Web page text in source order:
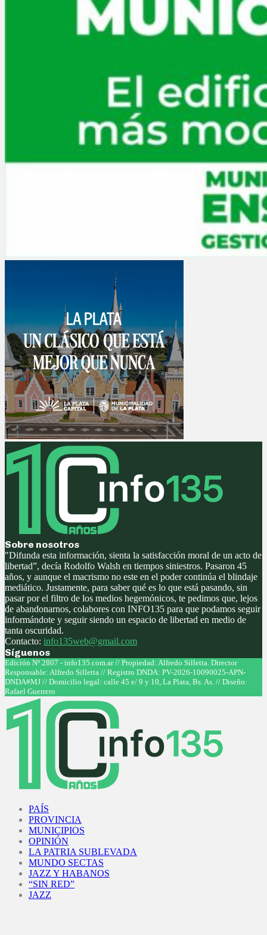
Sobre nosotros
"Difunda esta información, sienta la satisfacción moral de un acto de
libertad”, decía Rodolfo Walsh en tiempos siniestros. Pasaron 45
años, y aunque el macrismo no este en el poder continúa el blindaje
mediático. Justamente, para saber qué es lo que está pasando, sin
pasar por el filtro de los medios hegemónicos, te pedimos que, lejos
de abandonarnos, colabores con INFO135 para que podamos seguir
informándote y seguir siendo un espacio de libertad en medio de
tanta oscuridad.
Contacto: info135web@gmail.com
Síguenos
Facebook
Twitter
Instagram
Youtube
Edición Nº 2807 - info135.com.ar // Propiedad: Alfredo Silletta. Director
Responsable: Alfredo Silletta // Registro DNDA: PV-2026-10090025-APN-
DNDA#MJ // Domicilio legal: calle 45 e/ 9 y 10, La Plata, Bs. As. // Diseño:
Rafael Guerrero
PAÍS
PROVINCIA
MUNICIPIOS
OPINIÓN
LA PATRIA SUBLEVADA
MUNDO SECTAS
JAZZ Y HABANOS
“SIN RED”
JAZZ